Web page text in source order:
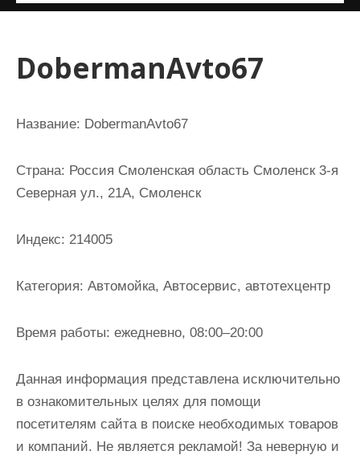
и
DobermanAvto67
Название: DobermanAvto67
Страна: Россия Смоленская область Смоленск 3-я
Северная ул., 21А, Смоленск
Индекс: 214005
Категория: Автомойка, Автосервис, автотехцентр
Время работы: ежедневно, 08:00–20:00
Данная информация представлена исключительно
в ознакомительных целях для помощи
посетителям сайта в поиске необходимых товаров
и компаний. Не является рекламой! За неверную и